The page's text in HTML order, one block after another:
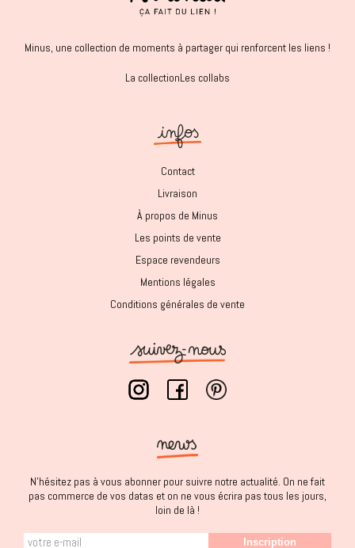
Minus, une collection de moments à partager qui renforcent les liens !
La collectionLes collabs
Contact
Livraison
À propos de Minus
Les points de vente
Espace revendeurs
Mentions légales
Conditions générales de vente
N'hésitez pas à vous abonner pour suivre notre actualité. On ne fait
pas commerce de vos datas et on ne vous écrira pas tous les jours,
loin de là !
Inscription